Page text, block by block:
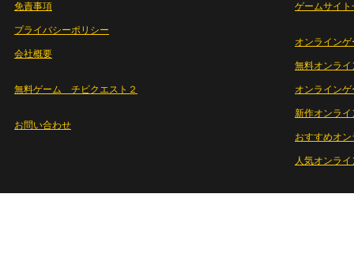
免責事項
プライバシーポリシー
会社概要
無料ゲーム チビクエスト２
お問い合わせ
ゲームサイト
オンラインゲ
無料オンライ
オンライン
新作オンライ
おすすめオ
人気オンラ